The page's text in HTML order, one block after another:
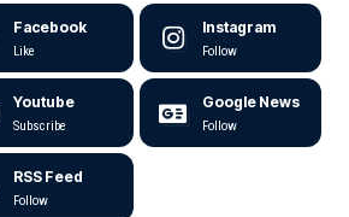
Facebook
Like
Instagram
Follow
Youtube
Subscribe
Google News
Follow
RSS Feed
Follow